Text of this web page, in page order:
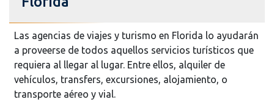
Las agencias de viajes y turismo en Florida lo ayudarán
a proveerse de todos aquellos servicios turísticos que
requiera al llegar al lugar. Entre ellos, alquiler de
vehículos, transfers, excursiones, alojamiento, o
transporte aéreo y vial.